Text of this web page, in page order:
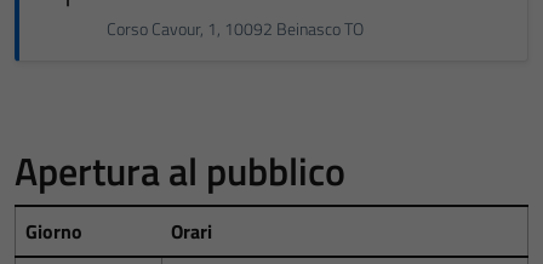
Corso Cavour, 1, 10092 Beinasco TO
Apertura al pubblico
Giorno
Orari